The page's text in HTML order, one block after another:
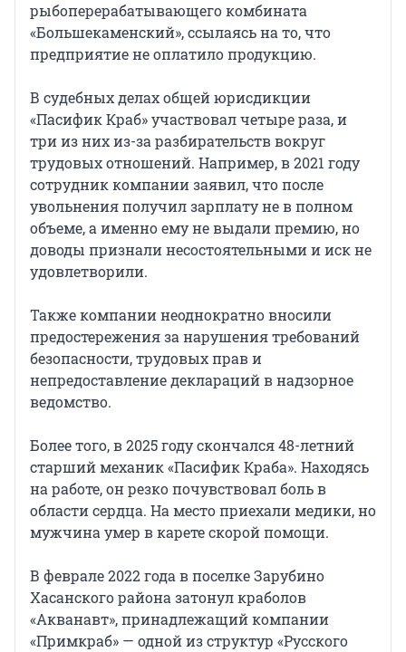
рыбоперерабатывающего комбината
«Большекаменский», ссылаясь на то, что
предприятие не оплатило продукцию.
В судебных делах общей юрисдикции
«Пасифик Краб» участвовал четыре раза, и
три из них из-за разбирательств вокруг
трудовых отношений. Например, в 2021 году
сотрудник компании заявил, что после
увольнения получил зарплату не в полном
объеме, а именно ему не выдали премию, но
доводы признали несостоятельными и иск не
удовлетворили.
Также компании неоднократно вносили
предостережения за нарушения требований
безопасности, трудовых прав и
непредоставление деклараций в надзорное
ведомство.
Более того, в 2025 году скончался 48-летний
старший механик «Пасифик Краба». Находясь
на работе, он резко почувствовал боль в
области сердца. На место приехали медики, но
мужчина умер в карете скорой помощи.
В феврале 2022 года в поселке Зарубино
Хасанского района затонул краболов
«Акванавт», принадлежащий компании
«Примкраб» — одной из структур «Русского